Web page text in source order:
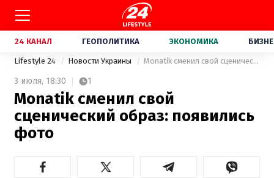
24 КАНАЛ ГЕОПОЛИТИКА ЭКОНОМИКА
Lifestyle 24 Новости Украины Monatik сменил свой сценический образ: появились фото
3 июля, 18:30 1
Monatik сменил свой
сценический образ: появились
фото